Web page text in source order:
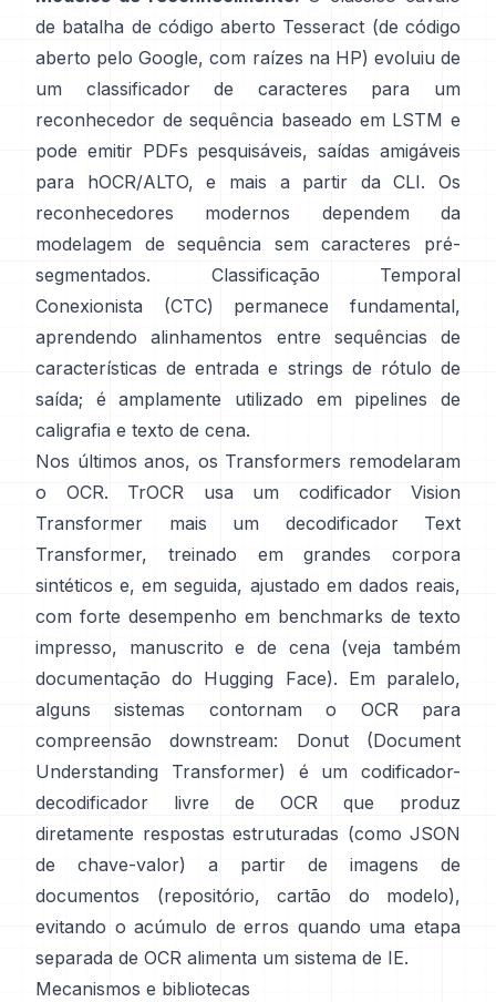
de batalha de código aberto Tesseract (de código
aberto pelo Google, com raízes na HP) evoluiu de
um classificador de caracteres para um
reconhecedor de sequência baseado em LSTM e
pode emitir PDFs pesquisáveis, saídas amigáveis
para hOCR/ALTO, e mais a partir da CLI. Os
reconhecedores modernos dependem da
modelagem de sequência sem caracteres pré-
segmentados.
Classificação Temporal
Conexionista (CTC)
permanece fundamental,
aprendendo alinhamentos entre sequências de
características de entrada e strings de rótulo de
saída; é amplamente utilizado em pipelines de
caligrafia e texto de cena.
Nos últimos anos, os Transformers remodelaram
o OCR.
TrOCR
usa um codificador Vision
Transformer mais um decodificador Text
Transformer, treinado em grandes corpora
sintéticos e, em seguida, ajustado em dados reais,
com forte desempenho em benchmarks de texto
impresso, manuscrito e de cena (veja também
documentação do Hugging Face). Em paralelo,
alguns sistemas contornam o OCR para
compreensão downstream:
Donut (Document
Understanding Transformer)
é um codificador-
decodificador livre de OCR que produz
diretamente respostas estruturadas (como JSON
de chave-valor) a partir de imagens de
documentos (repositório, cartão do modelo),
evitando o acúmulo de erros quando uma etapa
separada de OCR alimenta um sistema de IE.
Mecanismos e bibliotecas